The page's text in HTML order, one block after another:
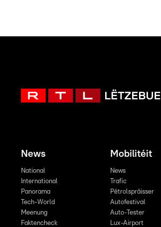
News
National
International
Panorama
Tech-World
Meenung
Faktencheck
Mobilitéit
News
Trafic
Pëtrolspräisser
Autofestival
Auto-Tester
Lux-Airport